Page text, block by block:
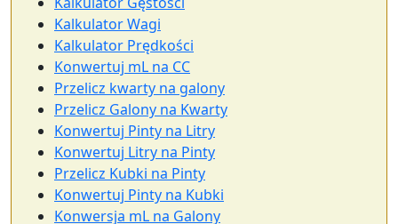
Kalkulator Wagi
Kalkulator Prędkości
Konwertuj mL na CC
Przelicz kwarty na galony
Przelicz Galony na Kwarty
Konwertuj Pinty na Litry
Konwertuj Litry na Pinty
Przelicz Kubki na Pinty
Konwertuj Pinty na Kubki
Konwersja mL na Galony